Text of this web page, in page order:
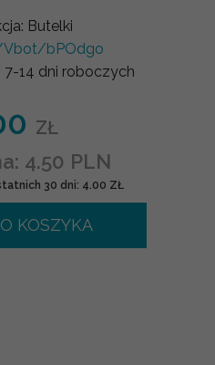
Butelki
bPOdgo
7-14 dni roboczych
ZŁ
4.50 PLN
30 dni: 4.00 ZŁ
KOSZYKA